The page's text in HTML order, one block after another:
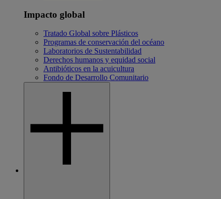
Impacto global
Tratado Global sobre Plásticos
Programas de conservación del océano
Laboratorios de Sustentabilidad
Derechos humanos y equidad social
Antibióticos en la acuicultura
Fondo de Desarrollo Comunitario